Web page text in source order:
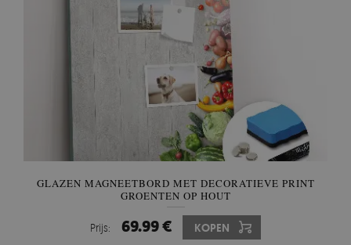
GLAZEN MAGNEETBORD MET DECORATIEVE PRINT
GROENTEN OP HOUT
Prijs: 69.99 € KOPEN